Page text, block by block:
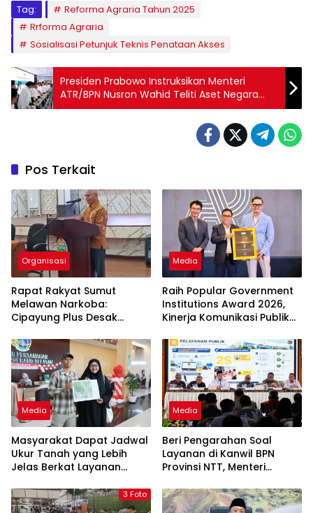
Tag:
Reforma Agraria Tahun 2025
Rrforma Agraria
Sosialisasi Petunjuk Teknis Penataan Akses
Presiden Prabowo Instruksikan Menteri
ATR/BPN Nusron Wahid Teliti Aset Negara
yang Jatuh Tempo
Pos Terkait
Organisasi
Rapat Rakyat Sumut
Melawan Narkoba:
Cipayung Plus Desak
Muda Jadi Benteng Utama
Media
Raih Popular Government
Institutions Award 2026,
Kinerja Komunikasi Publik
Kembali Diakui
Media
Masyarakat Dapat Jadwal
Ukur Tanah yang Lebih
Jelas Berkat Layanan
Media
Beri Pengarahan Soal
Layanan di Kanwil BPN
Provinsi NTT, Menteri
Pandang Masyarakat
3 Foto